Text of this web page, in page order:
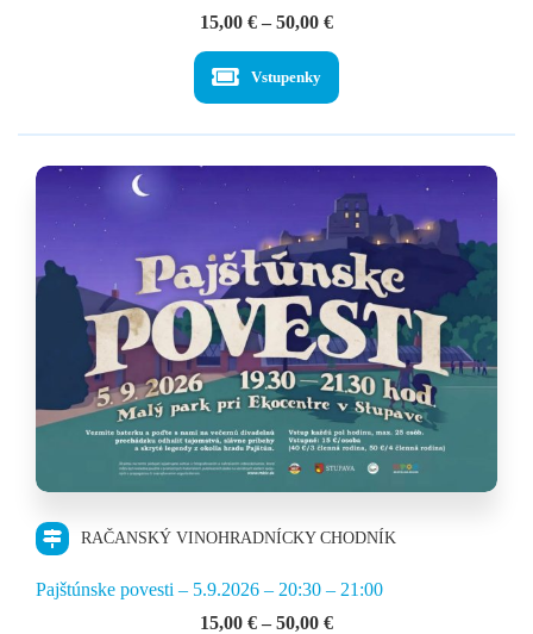
15,00 € – 50,00 €Price
15,00 €
50,00 €
Vstupenky
RAČANSKÝ VINOHRADNÍCKY CHODNÍK
Pajštúnske povesti – 5.9.2026 – 20:30 – 21:00
15,00 € – 50,00 €Price